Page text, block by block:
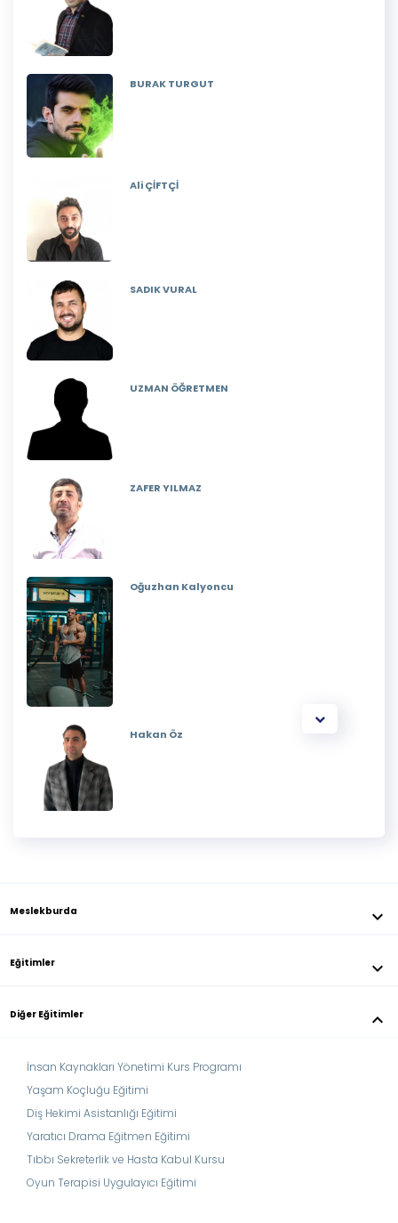
BURAK TURGUT
Ali ÇİFTÇİ
SADIK VURAL
UZMAN ÖĞRETMEN
ZAFER YILMAZ
Oğuzhan Kalyoncu
Hakan Öz
Meslekburda keyboard_arrow_down
Eğitimler keyboard_arrow_down
Diğer Eğitimler keyboard_arrow_down
İnsan Kaynakları Yönetimi Kurs Programı
Yaşam Koçluğu Eğitimi
Diş Hekimi Asistanlığı Eğitimi
Yaratıcı Drama Eğitmen Eğitimi
Tıbbı Sekreterlik ve Hasta Kabul Kursu
Oyun Terapisi Uygulayıcı Eğitimi